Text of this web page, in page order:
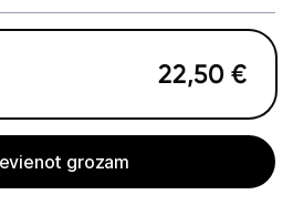
tehnika 22,50 €
grozam